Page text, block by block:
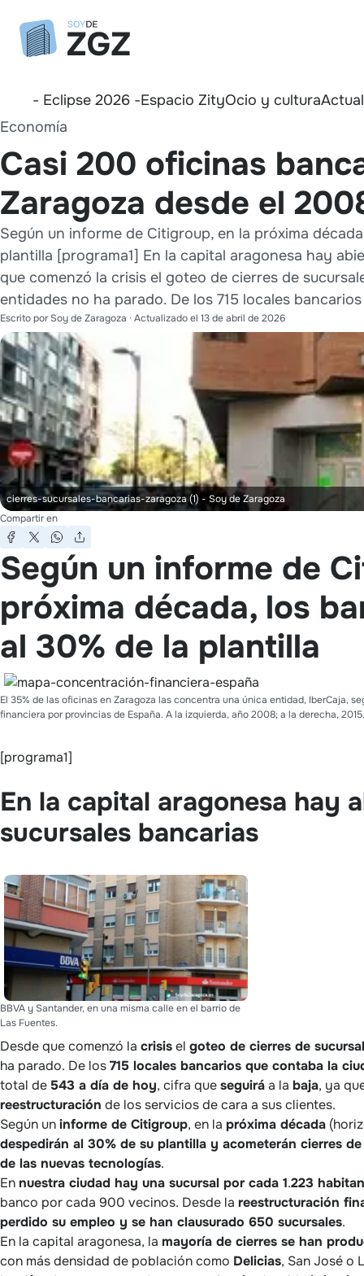
- Eclipse 2026 -Espacio ZityOcio y cultura
Economía
Casi 200 oficinas
Zaragoza desde el
Según un informe de Citigroup, en la próxima
plantilla [programa1] En la capital aragonesa hay
que comenzó la crisis el goteo de cierres de
entidades no ha parado. De los 715 locales
Escrito porSoy de Zaragoza · Actualizado el 13 de abril de 2026
cierres-sucursales-bancarias-zaragoza (1) - Soy de Zaragoza
Compartir en
Según un informe de
próxima década, los
al 30% de la plantilla
El 35% de las oficinas en Zaragoza las concentra una única entidad, IberCaja,
financiera por provincias de España. A la izquierda, año 2008; a la derecha, 2015.
[programa1]
En la capital aragonesa hay
sucursales bancarias
BBVA y Santander, en una misma calle en el barrio de
Las Fuentes.
Desde que comenzó la crisisel goteo de cierres de
ha parado. De los715 locales bancarios que contaba la
total de 543 a día de hoy, cifra queseguiráa la baja, ya
reestructuración de los servicios de cara a sus clientes.
Según uninforme de Citigroup, en la próxima década
despedirán al 30% de su plantilla y acometerán cierres
de las nuevas tecnologías.
Ennuestra ciudad hay una sucursal por cada 1.223
banco por cada 900 vecinos. Desde la reestructuración
perdido su empleo y se han clausurado 650 sucursales.
En la capital aragonesa, la mayoría de cierres se han
con más densidad de población como Delicias, San José o